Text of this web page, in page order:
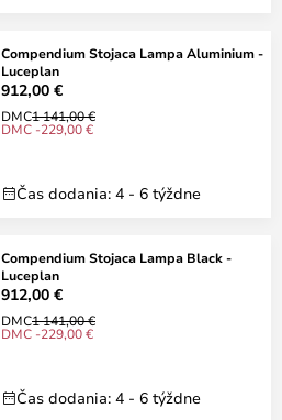
Compendium Stojaca Lampa Aluminium -
Luceplan
912,00 €
DMC1 141,00 €
DMC -229,00 €
Čas dodania: 4 - 6 týždne
Compendium Stojaca Lampa Black -
Luceplan
912,00 €
DMC1 141,00 €
DMC -229,00 €
Čas dodania: 4 - 6 týždne